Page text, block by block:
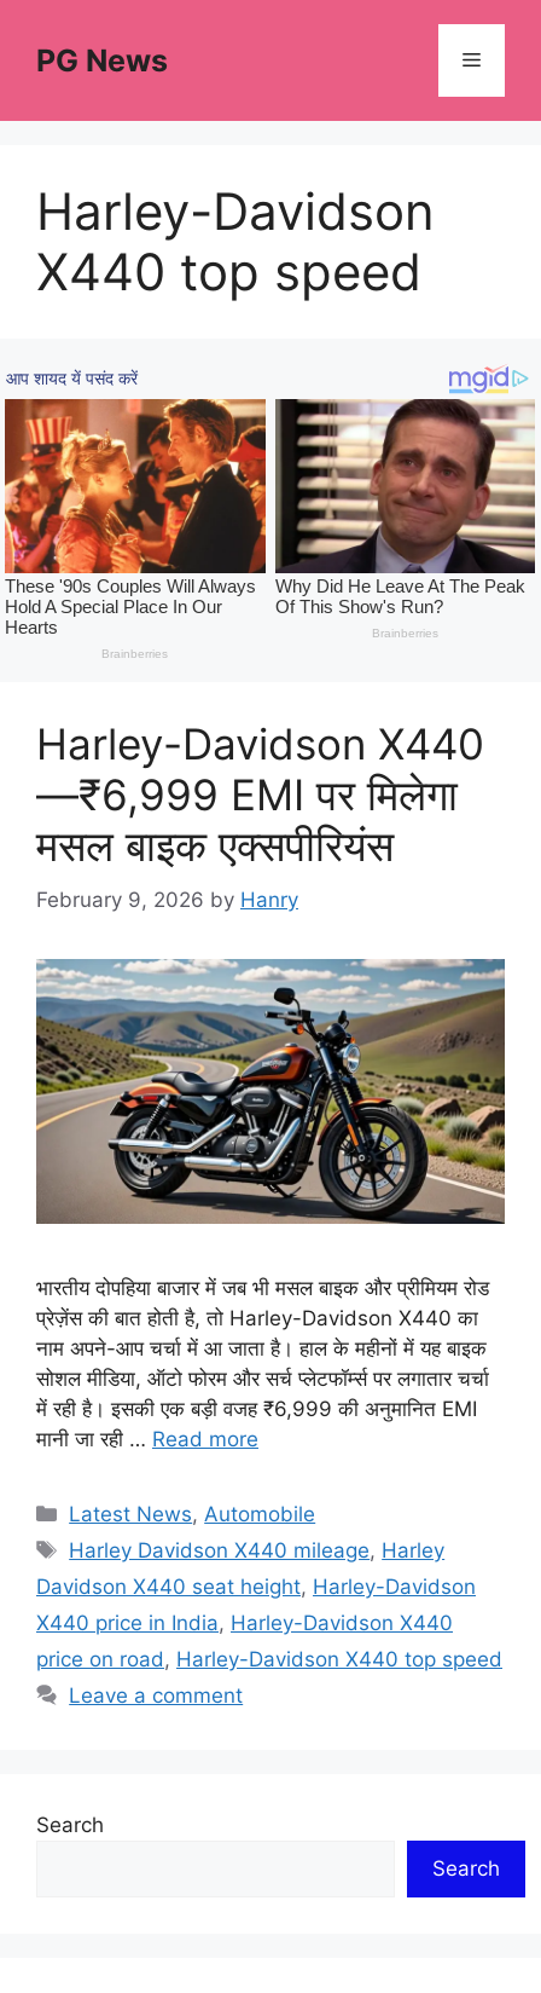
contentPG News Menu
Harley-Davidson
X440 top speed
Harley-Davidson X440
—₹6,999 EMI पर मिलेगा
मसल बाइक एक्सपीरियंस
February 9, 2026 by Hanry
भारतीय दोपहिया बाजार में जब भी मसल बाइक और प्रीमियम रोड
प्रेज़ेंस की बात होती है, तो Harley-Davidson X440 का
नाम अपने-आप चर्चा में आ जाता है। हाल के महीनों में यह बाइक
सोशल मीडिया, ऑटो फोरम और सर्च प्लेटफॉर्म्स पर लगातार चर्चा
में रही है। इसकी एक बड़ी वजह ₹6,999 की अनुमानित EMI
मानी जा रही … Read more
Categories
Latest News,Automobile
Tags
Harley Davidson X440 mileage, Harley
Davidson X440 seat height, Harley-Davidson
X440 price in India, Harley-Davidson X440
price on road, Harley-Davidson X440 top speed
Leave a comment
Search
Search